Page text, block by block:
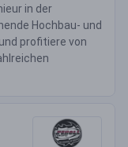
in der
Hochbau- und
profitiere von